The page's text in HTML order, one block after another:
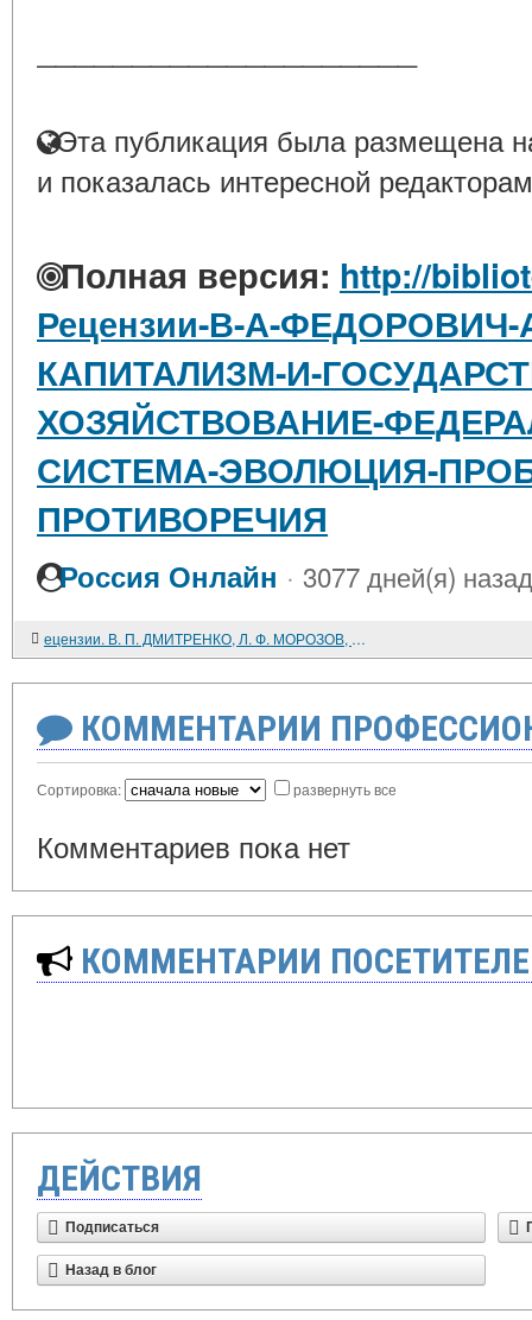
Эта публикация была размещена
и показалась интересной
Полная версия: http://
Рецензии-В-А-
КАПИТАЛИЗМ-И-
ХОЗЯЙСТВОВАНИЕ-
СИСТЕМА-ЭВОЛЮЦИЯ-
ПРОТИВОРЕЧИЯ
Россия Онлайн · 3077 дней(я) назад
ецензии. В. П. ДМИТРЕНКО, Л. Ф. МОРОЗОВ, В. И. ПОГУДИН. ПАРТИЯ И КООПЕРАЦИЯ
КОММЕНТАРИИ
Сортировка: развернуть все
Комментариев пока нет
КОММЕНТАРИИ
ДЕЙСТВИЯ
Подписаться
Назад в блог